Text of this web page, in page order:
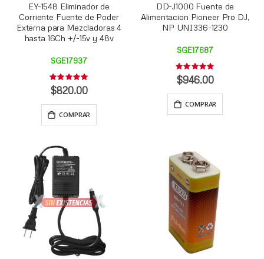
EY-1548 Eliminador de
Corriente Fuente de Poder
Externa para Mezcladoras 4
hasta 16Ch +/-15v y 48v
SGE17937
Rating:
0%
$820.00
COMPRAR
DD-J1000 Fuente de
Alimentacion Pioneer Pro DJ,
NP UNI336-1230
SGE17687
Rating:
0%
$946.00
COMPRAR